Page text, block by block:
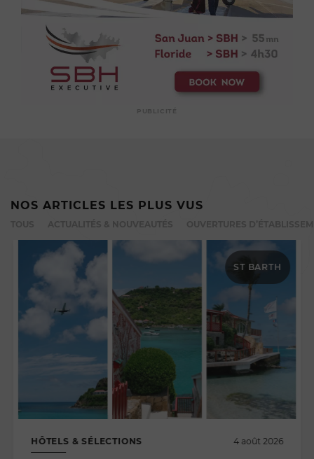
PUBLICITÉ
NOS ARTICLES LES PLUS VUS
ST BARTH
HÔTELS & SÉLECTIONS 4 août 2026